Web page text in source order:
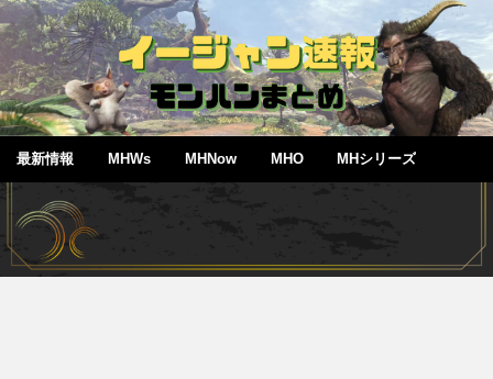
最新情報 MHWs MHNow MHO MHシリーズ